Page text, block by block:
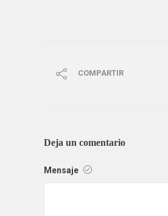
COMPARTIR
Deja un comentario
Mensaje